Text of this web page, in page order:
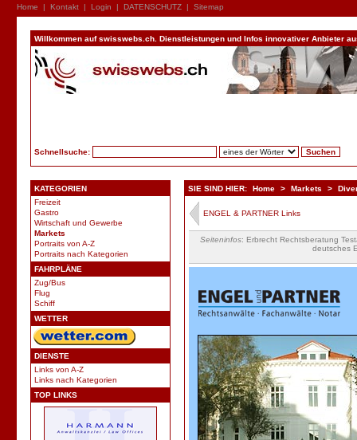
Home | Kontakt | Login | DATENSCHUTZ | Sitemap
Willkommen auf swisswebs.ch. Dienstleistungen und Infos innovativer Anbieter
Schnellsuche:
KATEGORIEN
Freizeit
Gastro
Wirtschaft und Gewerbe
Markets
Portraits von A-Z
Portraits nach Kategorien
FAHRPLÄNE
Zug/Bus
Flug
Schiff
WETTER
DIENSTE
Links von A-Z
Links nach Kategorien
TOP LINKS
SIE SIND HIER: Home > Markets >
ENGEL & PARTNER Links
Seiteninfos: Erbrecht Rechtsberatung
deutsches